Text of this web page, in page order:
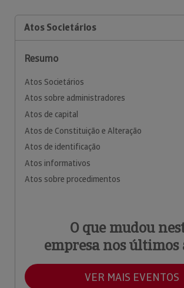
Atos Societários
Resumo
Atos Societários
Atos sobre administradores
Atos de capital
Atos de Constituição e Alteração
Atos de identificação
Atos informativos
Atos sobre procedimentos
O que mudou
empresa nos últimos
VER MAIS EVENTOS